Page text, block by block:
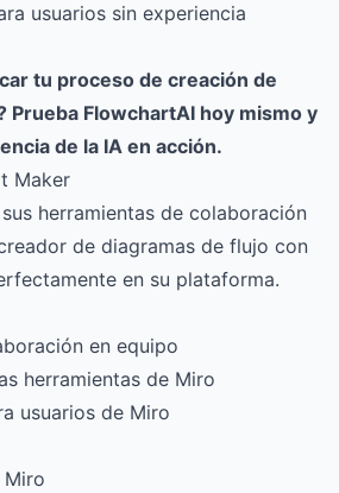
usuarios sin experiencia
tu proceso de creación de
Prueba FlowchartAI hoy mismo y
de la IA en acción.
Maker
herramientas de colaboración
de diagramas de flujo con
en su plataforma.
en equipo
herramientas de Miro
usuarios de Miro
Miro